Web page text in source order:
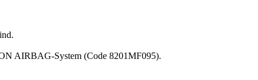
AIRBAG-System (Code 8201MF095).